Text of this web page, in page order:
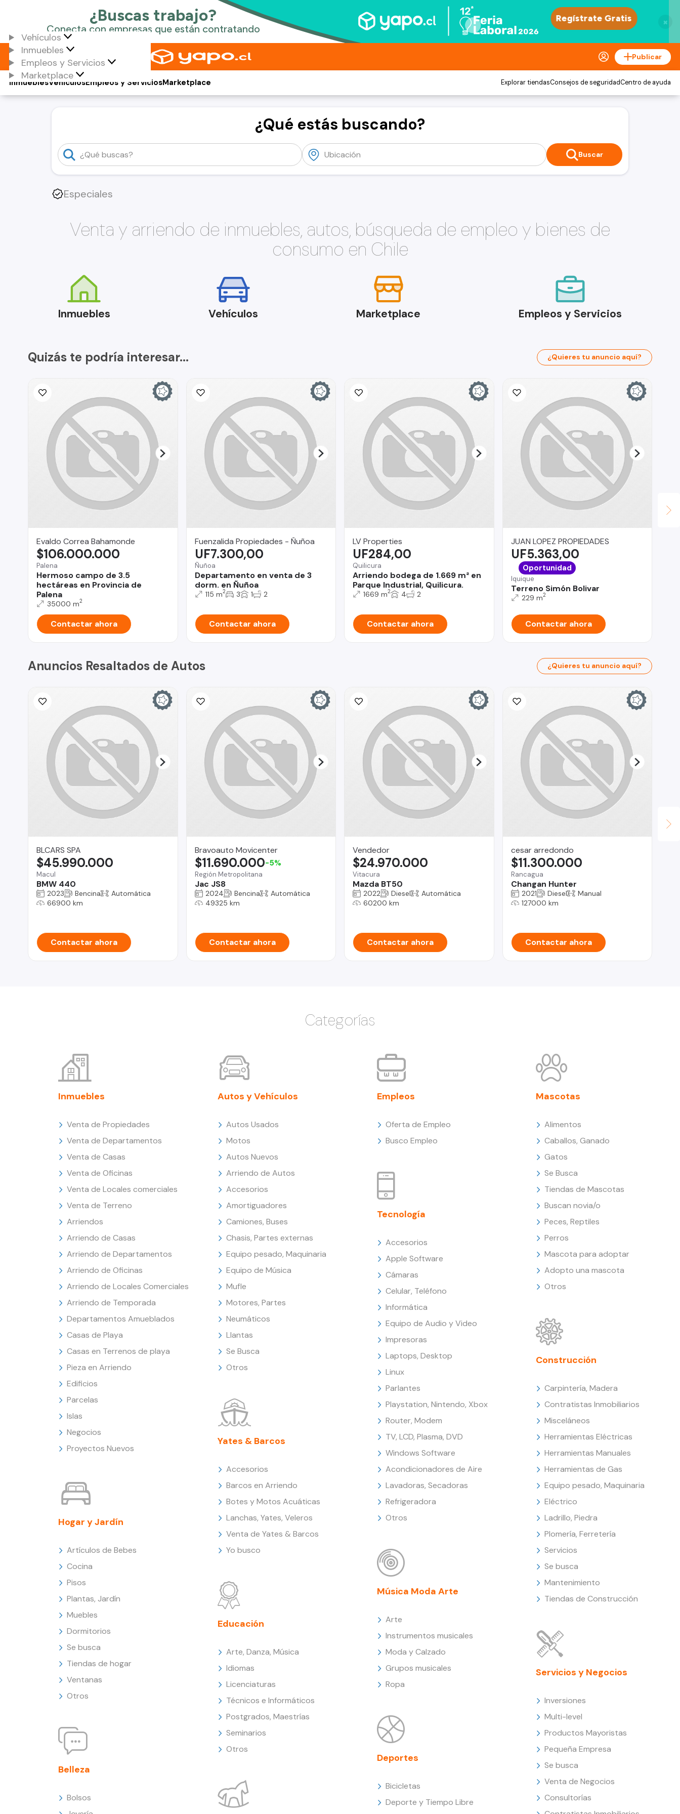
×
Vehículos
Inmuebles
Empleos y Servicios
Marketplace
Publicar
Vehículos
Inmuebles Empleos y ServiciosMarketplace Explorar tiendasConsejos de seguridadCentro de ayuda
¿Qué estás buscando?
Buscar
Especiales
Venta y arriendo de inmuebles, autos, búsqueda de empleo y bienes de
consumo en Chile
Inmuebles Vehículos Marketplace Empleos y Servicios
Quizás te podría interesar... ¿Quieres tu anuncio aquí?
Evaldo Correa Bahamonde
Palena
Hermoso campo de 3.5
hectáreas en Provincia de
Palena
$106.000.000
35000 m2
Contactar ahora
Fuenzalida Propiedades - Ñuñoa
Ñuñoa
Departamento en venta de 3
dorm. en Ñuñoa
UF7.300,00
115 m2 3 1 2
Contactar ahora
LV Properties
Quilicura
Arriendo bodega de 1.669 m² en
Parque Industrial, Quilicura.
UF284,00
1669 m2 4 2
Contactar ahora
JUAN LOPEZ PROPIEDADES
Iquique
Terreno Simón Bolivar
UF5.363,00
Oportunidad
229 m2
Contactar ahora
Anuncios Resaltados de Autos ¿Quieres tu anuncio aquí?
BLCARS SPA
Macul
BMW 440
$45.990.000
2023 Bencina
Automática
66900 km
Contactar ahora
Bravoauto Movicenter
Región Metropolitana
Jac JS8
$11.690.000-5%
2024 Bencina
Automática
49325 km
Contactar ahora
Vendedor
Vitacura
Mazda BT50
$24.970.000
2022 Diesel
Automática
60200 km
Contactar ahora
cesar arredondo
Rancagua
Changan Hunter
$11.300.000
2021 Diesel
Manual
127000 km
Contactar ahora
Categorías
Inmuebles
Venta de Propiedades
Venta de Departamentos
Venta de Casas
Venta de Oficinas
Venta de Locales comerciales
Venta de Terreno
Arriendos
Arriendo de Casas
Arriendo de Departamentos
Arriendo de Oficinas
Arriendo de Locales Comerciales
Arriendo de Temporada
Departamentos Amueblados
Casas de Playa
Casas en Terrenos de playa
Pieza en Arriendo
Edificios
Parcelas
Islas
Negocios
Proyectos Nuevos
Hogar y Jardín
Artículos de Bebes
Cocina
Pisos
Plantas, Jardín
Muebles
Dormitorios
Se busca
Tiendas de hogar
Ventanas
Otros
Belleza
Bolsos
Autos y Vehículos
Autos Usados
Motos
Autos Nuevos
Arriendo de Autos
Accesorios
Amortiguadores
Camiones, Buses
Chasis, Partes externas
Equipo pesado, Maquinaria
Equipo de Música
Mufle
Motores, Partes
Neumáticos
Llantas
Se Busca
Otros
Yates & Barcos
Accesorios
Barcos en Arriendo
Botes y Motos Acuáticas
Lanchas, Yates, Veleros
Venta de Yates & Barcos
Yo busco
Educación
Arte, Danza, Música
Idiomas
Licenciaturas
Técnicos e Informáticos
Postgrados, Maestrías
Seminarios
Otros
Empleos
Oferta de Empleo
Busco Empleo
Tecnología
Accesorios
Apple Software
Cámaras
Celular, Teléfono
Informática
Equipo de Audio y Video
Impresoras
Laptops, Desktop
Linux
Parlantes
Playstation, Nintendo, Xbox
Router, Modem
TV, LCD, Plasma, DVD
Windows Software
Acondicionadores de Aire
Lavadoras, Secadoras
Refrigeradora
Otros
Música Moda Arte
Arte
Instrumentos musicales
Moda y Calzado
Grupos musicales
Ropa
Deportes
Bicicletas
Deporte y Tiempo Libre
Mascotas
Alimentos
Caballos, Ganado
Gatos
Se Busca
Tiendas de Mascotas
Buscan novia/o
Peces, Reptiles
Perros
Mascota para adoptar
Adopto una mascota
Otros
Construcción
Carpintería, Madera
Contratistas Inmobiliarios
Misceláneos
Herramientas Eléctricas
Herramientas Manuales
Herramientas de Gas
Equipo pesado, Maquinaria
Eléctrico
Ladrillo, Piedra
Plomería, Ferretería
Servicios
Se busca
Mantenimiento
Tiendas de Construcción
Servicios y Negocios
Inversiones
Multi-level
Productos Mayoristas
Pequeña Empresa
Se busca
Venta de Negocios
Consultorías